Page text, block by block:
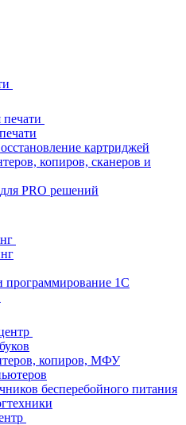
картриджей
копиров, сканеров и
PRO решений
программирование 1С
копиров, МФУ
бесперебойного питания